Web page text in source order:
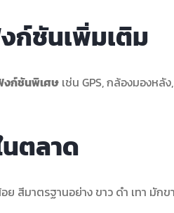
ก์ชันเพิ่มเติม
งก์ชันพิเศษ เช่น GPS, กล้องมองห
ตลาด
สีมาตรฐานอย่าง ขาว ดำ เทา มัก